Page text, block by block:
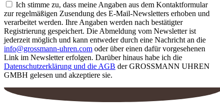
Ich stimme zu, dass meine Angaben aus dem Kontaktformular
zur regelmäßigen Zusendung des E-Mail-Newsletters erhoben und
verarbeitet werden. Ihre Angaben werden nach bestätigter
Registrierung gespeichert. Die Abmeldung vom Newsletter ist
jederzeit möglich und kann entweder durch eine Nachricht an die
info@grossmann-uhren.com oder über einen dafür vorgesehenen
Link im Newsletter erfolgen. Darüber hinaus habe ich die
Datenschutzerklärung und die AGB der GROSSMANN UHREN
GMBH gelesen und akzeptiere sie.